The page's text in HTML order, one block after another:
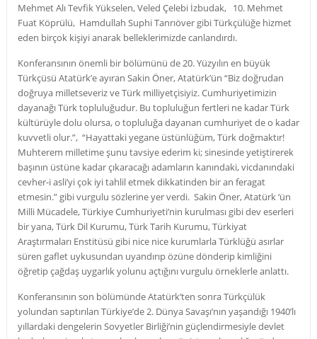
Mehmet Alı Tevfik Yükselen, Veled Çelebi İzbudak, 10. Mehmet
Fuat Köprülü, Hamdullah Suphi Tanrıöver gibi Türkçülüğe hizmet
eden birçok kişiyi anarak belleklerimizde canlandırdı.
Konferansının önemli bir bölümünü de 20. Yüzyılın en büyük
Türkçüsü Atatürk’e ayıran Sakin Öner, Atatürk’ün “Biz doğrudan
doğruya milletseveriz ve Türk milliyetçisiyiz. Cumhuriyetimizin
dayanağı Türk topluluğudur. Bu topluluğun fertleri ne kadar Türk
kültürüyle dolu olursa, o topluluğa dayanan cumhuriyet de o kadar
kuvvetli olur.”, “Hayattaki yegane üstünlüğüm, Türk doğmaktır!
Muhterem milletime şunu tavsiye ederim ki; sinesinde yetiştirerek
başının üstüne kadar çıkaracağı adamların kanındaki, vicdanındaki
cevher-i asli’yi çok iyi tahlil etmek dikkatinden bir an feragat
etmesin.” gibi vurgulu sözlerine yer verdi. Sakin Öner, Atatürk ‘ün
Milli Mücadele, Türkiye Cumhuriyeti’nin kurulması gibi dev eserleri
bir yana, Türk Dil Kurumu, Türk Tarih Kurumu, Türkiyat
Araştırmaları Enstitüsü gibi nice nice kurumlarla Türklüğü asırlar
süren gaflet uykusundan uyandırıp özüne dönderip kimliğini
öğretip çağdaş uygarlık yolunu açtığını vurgulu örneklerle anlattı.
Konferansının son bölümünde Atatürk’ten sonra Türkçülük
yolundan saptırılan Türkiye’de 2. Dünya Savaşı’nın yaşandığı 1940’lı
yıllardaki dengelerin Sovyetler Birliği’nin güçlendirmesiyle devlet